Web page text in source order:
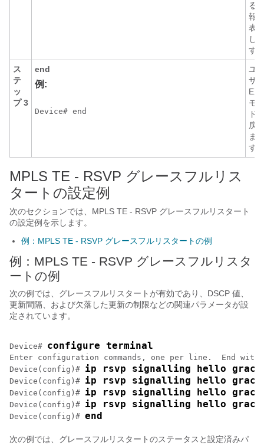
る
報
表
し
す
ス
テ
ッ
プ 3
end
例:
Device# end
ユ
ザ
モ
ド
戻
ま
す
MPLS TE - RSVP グレースフルリス
タートの設定例
次のセクションでは、MPLS TE - RSVP グレースフルリスタート
の設定例を示します。
例：MPLS TE - RSVP グレースフルリスタートの例
例：MPLS TE - RSVP グレースフルリスタ
ートの例
次の例では、グレースフルリスタートが有効であり、DSCP 値、
更新間隔、および欠落した更新の制限などの関連パラメータが設
定されています。
Device# configure terminal
Enter configuration commands, one per line.  End with
Device(config)# ip rsvp signalling hello
Device(config)# ip rsvp signalling hello
Device(config)# ip rsvp signalling hello
Device(config)# ip rsvp signalling hello
Device(config)# end
次の例では、グレースフルリスタートのステータスと設定済みパ